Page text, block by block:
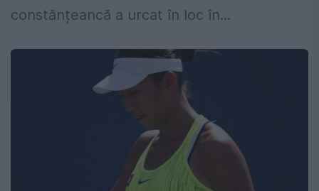
constănțeancă a urcat în loc în...